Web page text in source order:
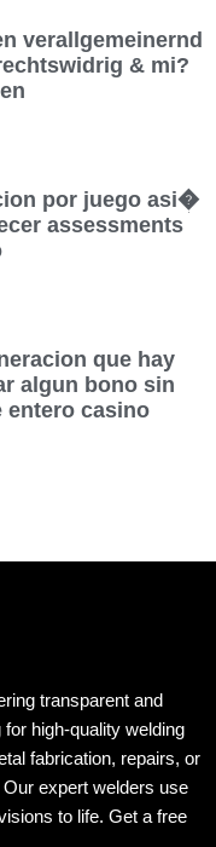
verallgemeinernd
& mi?
por juego asi�
assessments
que hay
algun bono sin
entero casino
transparent and
high-quality welding
fabrication, repairs, or
expert welders use
to life. Get a free